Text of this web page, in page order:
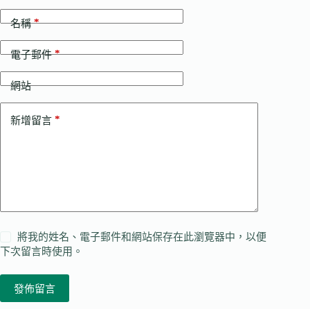
名稱*
電子郵件*
網站
新增留言 *
將我的姓名、電子郵件和網站保存在此瀏覽器中，以便
下次留言時使用。
發佈留言